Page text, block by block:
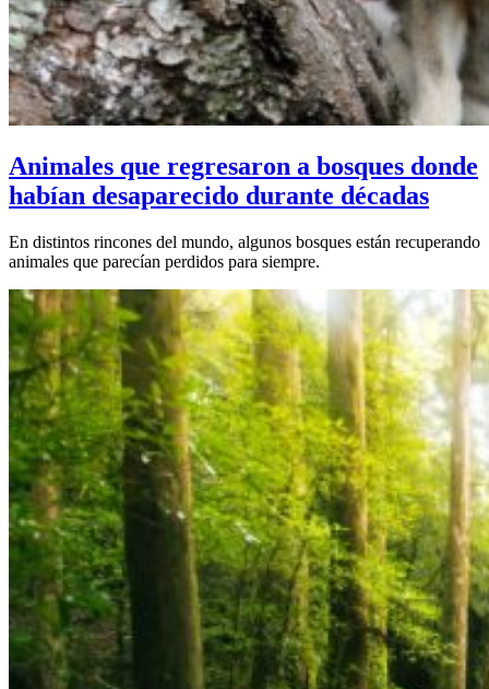
Animales que regresaron a bosques donde
habían desaparecido durante décadas
En distintos rincones del mundo, algunos bosques están recuperando
animales que parecían perdidos para siempre.